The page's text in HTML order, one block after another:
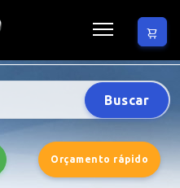
Buscar
Orçamento rápido